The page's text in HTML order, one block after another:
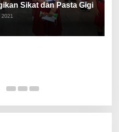
Sikat dan Pasta Gigi